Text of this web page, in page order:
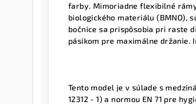
farby. Mimoriadne flexibilné
biologického materiálu (BMNO),
bočnice sa prispôsobia pri raste
pásikom pre maximálne držanie.
Tento model je v súlade s
12312 - 1) a normou EN 71 pre